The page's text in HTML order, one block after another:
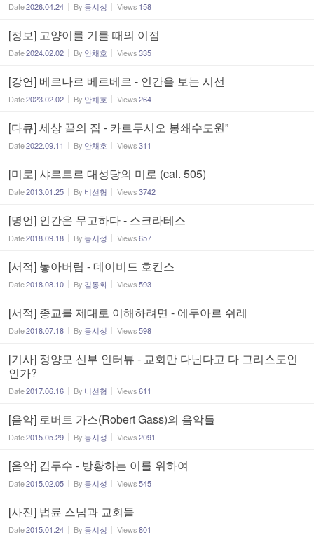
Date2026.04.24 By 동시성 Views 158
[정보] 고양이를 기를 때의 이점
Date2024.02.02 By 안채호 Views335
[강연] 베르나르 베르베르 - 인간을 보는 시선
Date2023.02.02 By 안채호 Views264
[다큐] 세상 끝의 집 - 카르투시오 봉쇄수도원”
Date2022.09.11 By 안채호 Views311
[미로] 샤르트르 대성당의 미로 (cal. 505)
Date2013.01.25 By 비선형 Views3742
[명언] 인간은 무고하다 - 스크라테스
Date2018.09.18 By 동시성 Views657
[서적] 놓아버림 - 데이비드 호킨스
Date2018.08.10 By 김동화 Views593
[서적] 종교를 제대로 이해하려면 - 에두아르 쉬레
Date2018.07.18 By 동시성 Views598
[기사] 정양모 신부 인터뷰 - 교회만 다닌다고 다 그리스도인
인가?
Date2017.06.16 By 비선형 Views611
[음악] 로버트 가스(Robert Gass)의 음악들
Date2015.05.29 By 동시성 Views2091
[음악] 김두수 - 방황하는 이를 위하여
Date2015.02.05 By 동시성 Views545
[사진] 법륜 스님과 교회들
Date2015.01.24 By 동시성 Views801